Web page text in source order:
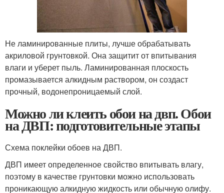
Не ламинированные плиты, лучше обрабатывать
акриловой грунтовкой. Она защитит от впитывания
влаги и уберет пыль. Ламинированная плоскость
промазывается алкидным раствором, он создаст
прочный, водонепроницаемый слой.
Можно ли клеить обои на двп. Обои
на ДВП: подготовительные этапы
Схема поклейки обоев на ДВП.
ДВП имеет определенное свойство впитывать влагу,
поэтому в качестве грунтовки можно использовать
проникающую алкидную жидкость или обычную олифу.